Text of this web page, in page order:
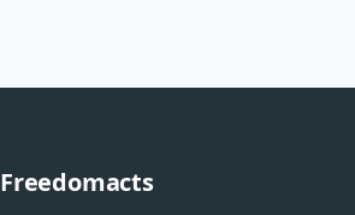
Freedomacts